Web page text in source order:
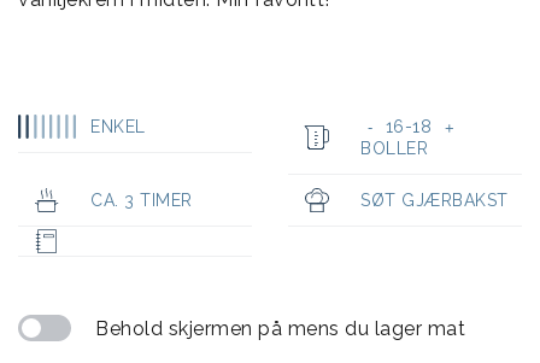
ENKEL - 16-18 +
BOLLER
CA. 3 TIMER SØT GJÆRBAKST
Behold skjermen på mens du lager mat